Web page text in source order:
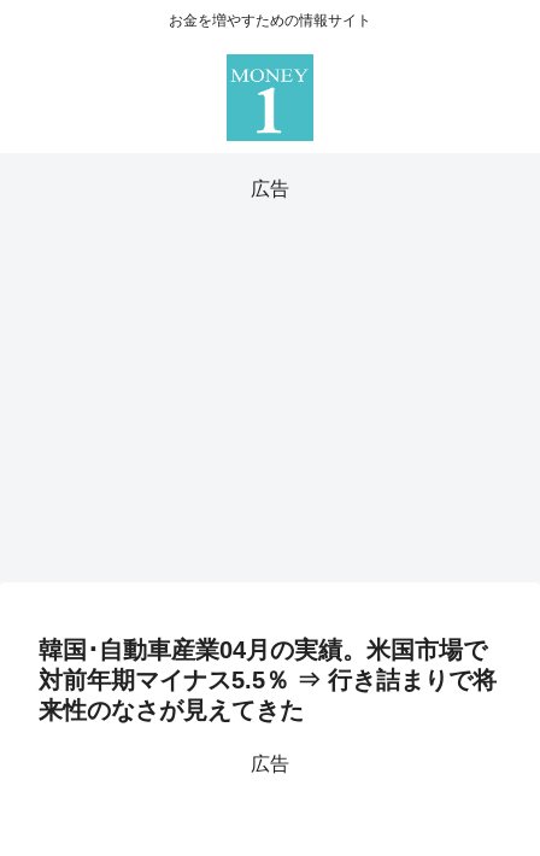
お金を増やすための情報サイト
広告
韓国･自動車産業04月の実績。米国市場で
対前年期マイナス5.5％ ⇒ 行き詰まりで将
来性のなさが見えてきた
広告